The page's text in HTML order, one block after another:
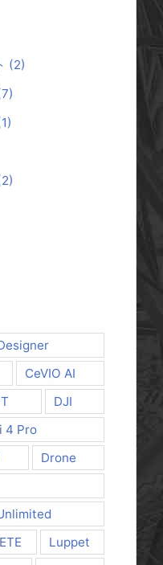
(2)
CeVIO AI
DJI
4 Pro
Drone
Luppet